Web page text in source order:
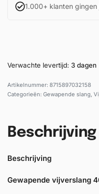
1.000+ klanten gingen
Verwachte levertijd: 3 dagen
8715897032158
Categorieën: Gewapende slang,
Beschrijving
Beschrijving
Gewapende vijverslang